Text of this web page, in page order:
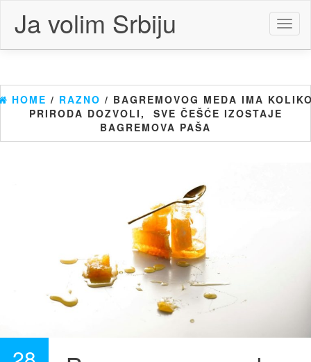
content
Ja volim Srbiju
HOME / RAZNO / BAGREMOVOG MEDA IMA
PRIRODA DOZVOLI, SVE ČEŠĆE IZOSTAJE
BAGREMOVA PAŠA